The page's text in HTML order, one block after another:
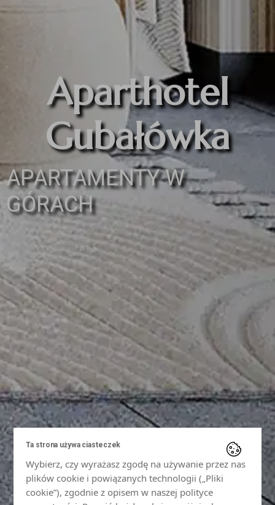
Aparthotel
Gubałówka
APARTAMENTY W
GÓRACH
Ta strona używa ciasteczek
Wybierz, czy wyrażasz zgodę na używanie przez nas
plików cookie i powiązanych technologii („Pliki
cookie”), zgodnie z opisem w naszej polityce